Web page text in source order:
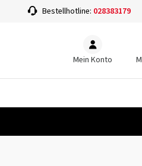
Bestellhotline: 028383179
Mein Konto